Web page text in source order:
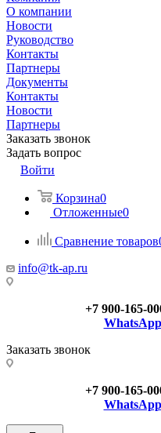
О компании
Новости
Руководство
Контакты
Партнеры
Документы
Контакты
Новости
Партнеры
Заказать звонок
Задать вопрос
Войти
Корзина0
Отложенные0
Сравнение товаров
info@tk-ap.ru
+7 900-165-
WhatsApp
Заказать звонок
+7 900-165-
WhatsApp